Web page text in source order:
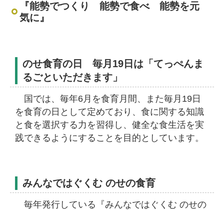
『能勢でつくり 能勢で食べ 能勢を元
気に』
のせ食育の日 毎月19日は「てっぺんま
るごといただきます」
国では、毎年6月を食育月間、また毎月19日
を食育の日として定めており、食に関する知識
と食を選択する力を習得し、健全な食生活を実
践できるようにすることを目的としています。
みんなではぐくむ のせの食育
毎年発行している『みんなではぐくむ のせの